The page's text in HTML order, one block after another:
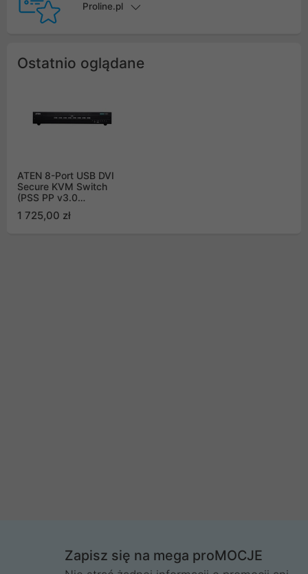
Proline.pl
Ostatnio oglądane
ATEN 8-Port USB DVI
Secure KVM Switch
(PSS PP v3.0
AT-G
1 725,00 zł
Zapisz się na mega proMOCJE